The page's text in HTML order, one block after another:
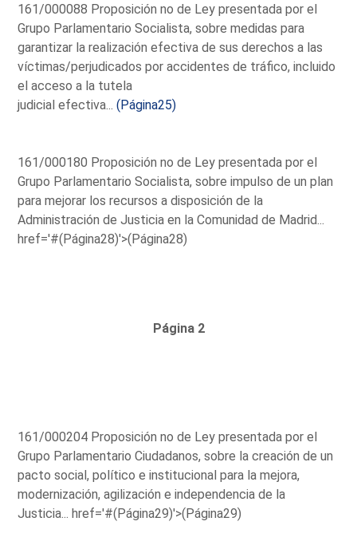
161/000088 Proposición no de Ley presentada por el
Grupo Parlamentario Socialista, sobre medidas para
garantizar la realización efectiva de sus derechos a las
víctimas/perjudicados por accidentes de tráfico, incluido
el acceso a la tutela
judicial efectiva...(Página25)
161/000180 Proposición no de Ley presentada por el
Grupo Parlamentario Socialista, sobre impulso de un plan
para mejorar los recursos a disposición de la
Administración de Justicia en la Comunidad de Madrid...
href='#(Página28)'>(Página28)
Página 2
161/000204 Proposición no de Ley presentada por el
Grupo Parlamentario Ciudadanos, sobre la creación de un
pacto social, político e institucional para la mejora,
modernización, agilización e independencia de la
Justicia...href='#(Página29)'>(Página29)